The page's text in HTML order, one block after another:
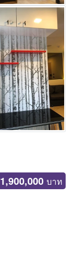
1,900,000 บาท